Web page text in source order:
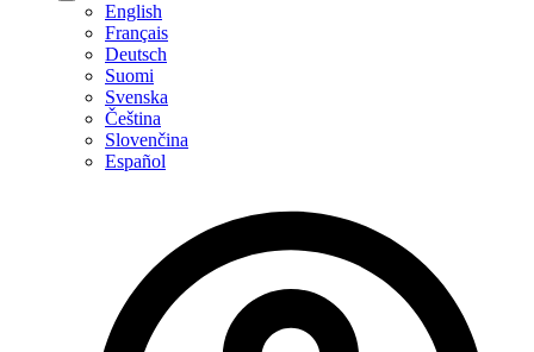
English
Français
Deutsch
Suomi
Svenska
Čeština
Slovenčina
Español